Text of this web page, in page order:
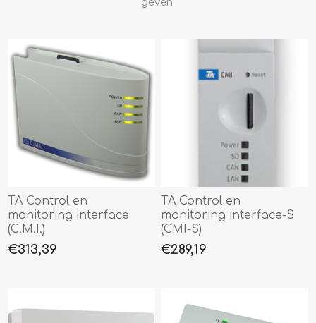
TA Control en
monitoring interface
(C.M.I.)
€313,39
TA Control en
monitoring interface-S
(CMI-S)
€289,19